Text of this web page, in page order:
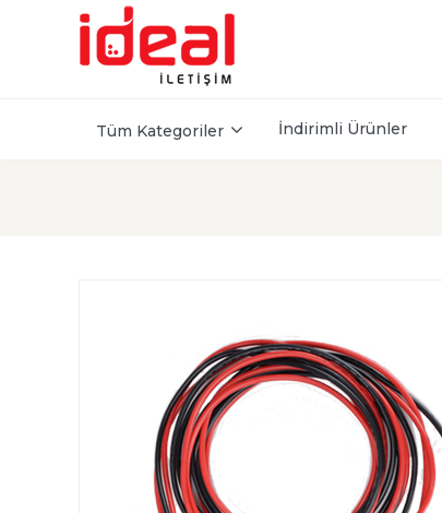
Tüm Kategoriler İndirimli Ürünler